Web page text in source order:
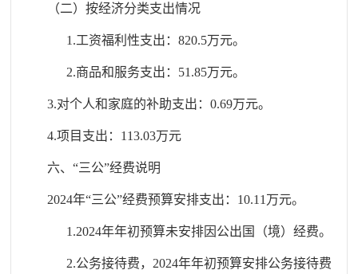
（二）按经济分类支出情况
1.工资福利性支出：820.5万元。
2.商品和服务支出：51.85万元。
3.对个人和家庭的补助支出：0.69万元。
4.项目支出：113.03万元
六、“三公”经费说明
2024年“三公”经费预算安排支出：10.11万元。
1.2024年年初预算未安排因公出国（境）经费。
2.公务接待费，2024年年初预算安排公务接待费